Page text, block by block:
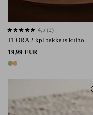
THORA 2 kpl pakkaus kulho
19,99 EUR
2 värejä
4,5 perustuen 2 arvosanaan
4,5 (2)